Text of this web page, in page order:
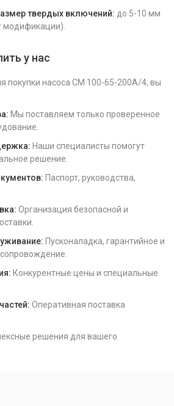
твердых включений: до 5-10 мм
модификации).
у нас
покупки насоса СМ 100-65-200А/4, вы
Мы поставляем только проверенное
Наши специалисты помогут
решение.
Паспорт, руководства,
Организация безопасной и
Пусконаладка, гарантийное и
Конкурентные цены и специальные
Оперативная поставка
решения для вашего